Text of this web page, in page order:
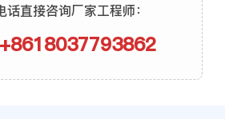
话直接咨询厂家工程师：
+8618037793862